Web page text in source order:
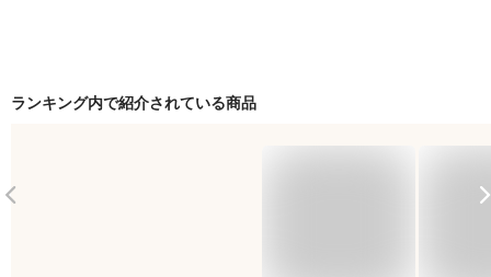
ランキング内で紹介されている商品